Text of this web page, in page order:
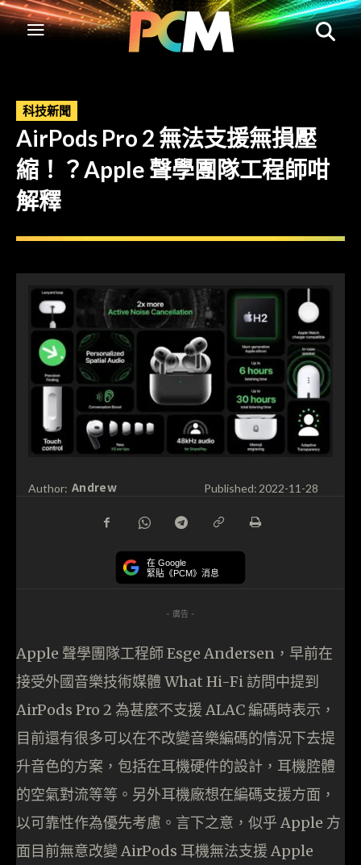
科技新聞
AirPods Pro 2 無法支援無損壓
縮！？Apple 聲學團隊工程師咁
解釋
Author: Andrew Published: 2022-11-28
在 Google
緊貼《PCM》消息
- 廣告 -
Apple 聲學團隊工程師 Esge Andersen，早前在
接受外國音樂技術媒體 What Hi-Fi 訪問中提到
AirPods Pro 2 為甚麼不支援 ALAC 編碼時表示，
目前還有很多可以在不改變音樂編碼的情況下去提
升音色的方案，包括在耳機硬件的設計，耳機腔體
的空氣對流等等。另外耳機廠想在編碼支援方面，
以可靠性作為優先考慮。言下之意，似乎 Apple 方
面目前無意改變 AirPods 耳機無法支援 Apple